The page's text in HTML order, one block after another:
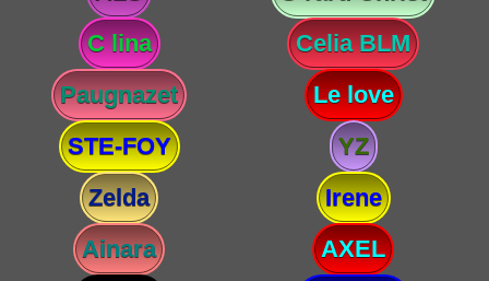
C lina
Celia BLM
Paugnazet
Le love
STE-FOY
YZ
Zelda
Irene
Ainara
AXEL